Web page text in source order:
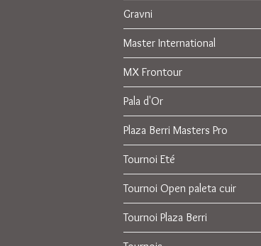
Gravni
Master International
MX Frontour
Pala d'Or
Plaza Berri Masters Pro
Tournoi Eté
Tournoi Open paleta cuir
Tournoi Plaza Berri